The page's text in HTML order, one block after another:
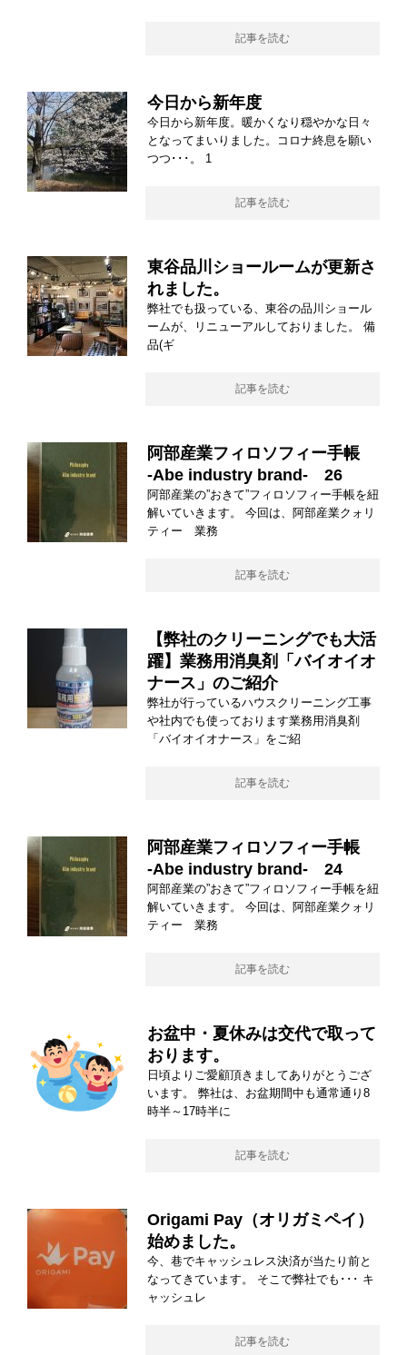
記事を読む
今日から新年度
今日から新年度。暖かくなり穏やかな日々
となってまいりました。コロナ終息を願い
つつ･･･。 1
記事を読む
東谷品川ショールームが更新さ
れました。
弊社でも扱っている、東谷の品川ショール
ームが、リニューアルしておりました。 備
品(ギ
記事を読む
阿部産業フィロソフィー手帳
-Abe industry brand- 26
阿部産業の”おきて”フィロソフィー手帳を紐
解いていきます。 今回は、阿部産業クォリ
ティー 業務
記事を読む
【弊社のクリーニングでも大活
躍】業務用消臭剤「バイオイオ
ナース」のご紹介
弊社が行っているハウスクリーニング工事
や社内でも使っております業務用消臭剤
「バイオイオナース」をご紹
記事を読む
阿部産業フィロソフィー手帳
-Abe industry brand- 24
阿部産業の”おきて”フィロソフィー手帳を紐
解いていきます。 今回は、阿部産業クォリ
ティー 業務
記事を読む
お盆中・夏休みは交代で取って
おります。
日頃よりご愛顧頂きましてありがとうござ
います。 弊社は、お盆期間中も通常通り8
時半～17時半に
記事を読む
Origami Pay（オリガミペイ）
始めました。
今、巷でキャッシュレス決済が当たり前と
なってきています。 そこで弊社でも･･･ キ
ャッシュレ
記事を読む